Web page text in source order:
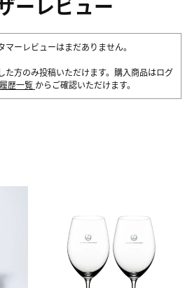
ーレビューはまだありません。
た方のみ投稿いただけます。購入商品はログ
歴一覧 からご確認いただけます。